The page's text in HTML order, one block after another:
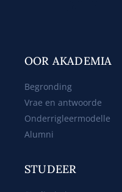
OOR AKADEMIA
Begronding
Vrae en antwoorde
Onderrigleermodelle
Alumni
STUDEER